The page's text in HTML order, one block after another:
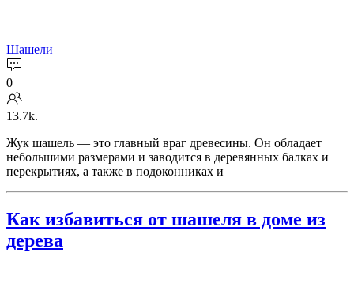
Шашели
0
13.7k.
Жук шашель — это главный враг древесины. Он обладает
небольшими размерами и заводится в деревянных балках и
перекрытиях, а также в подоконниках и
Как избавиться от шашеля в доме из
дерева